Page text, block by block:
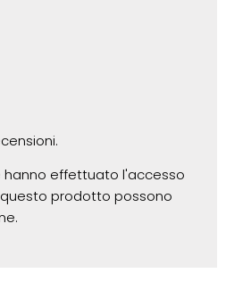
hanno effettuato l'accesso
prodotto possono